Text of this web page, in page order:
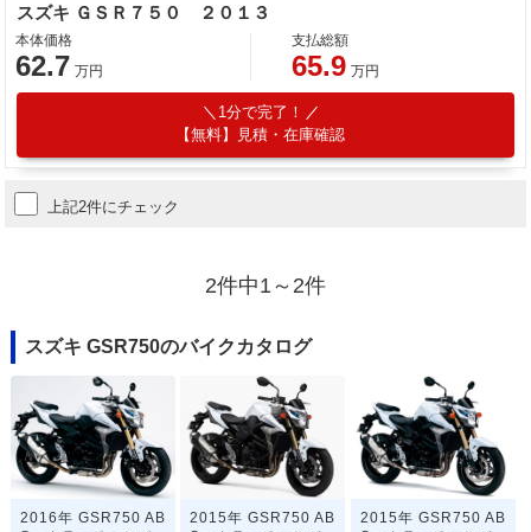
スズキ ＧＳＲ７５０ ２０１３
本体価格
62.7 万円
支払総額
65.9 万円
1分で完了！
【無料】見積・在庫確認
上記2件にチェック
2件中1～2件
スズキ GSR750のバイクカタログ
2016年 GSR750 AB
2015年 GSR750 AB
2015年 GSR750 AB